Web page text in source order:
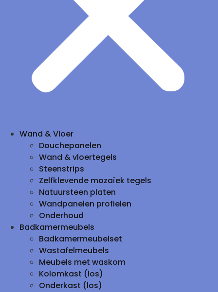
Wand & Vloer
Douchepanelen
Wand & vloertegels
Steenstrips
Zelfklevende mozaïek tegels
Natuursteen platen
Wandpanelen profielen
Onderhoud
Badkamermeubels
Badkamermeubelset
Wastafelmeubels
Meubels met waskom
Kolomkast (los)
Onderkast (los)